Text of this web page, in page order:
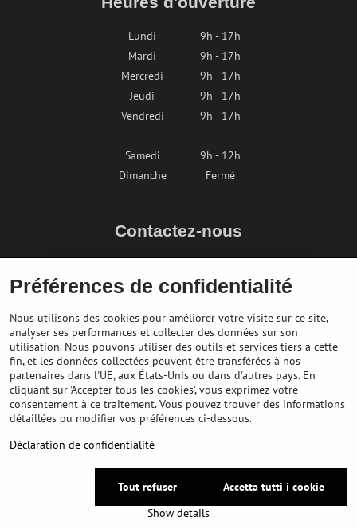
Lundi
9h - 17h
Mardi
9h - 17h
Mercredi
9h - 17h
Jeudi
9h - 17h
Vendredi
9h - 17h
Samedi
9h - 12h
Dimanche
Fermé
Contactez-nous
+436764858804
©2026Copyright
Préférences en matière de confidentialité
Website created with:BiznisWeb.sk
Préférences de confidentialité
Nous utilisons des cookies pour améliorer votre visite sur ce site,
analyser ses performances et collecter des données sur son
utilisation. Nous pouvons utiliser des outils et services tiers à cette
fin, et les données collectées peuvent être transférées à nos
partenaires dans l'UE, aux États-Unis ou dans d'autres pays. En
cliquant sur 'Accepter tous les cookies', vous exprimez votre
consentement à ce traitement. Vous pouvez trouver des informations
détaillées ou modifier vos préférences ci-dessous.
Déclaration de confidentialité
Show details
Accetta tutti i cookie
Tout refuser